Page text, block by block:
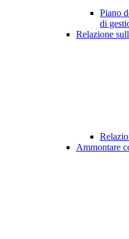
Piano
di
Relazione
Ammontare